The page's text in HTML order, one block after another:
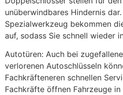
unüberwindbares Hindernis
Spezialwerkzeug bekommen
auf, sodass Sie schnell wieder
Autotüren: Auch bei
verlorenen Autoschlüsseln
Fachkräfteneren schnellen
Fachkräfte öffnen Fahrzeuge in